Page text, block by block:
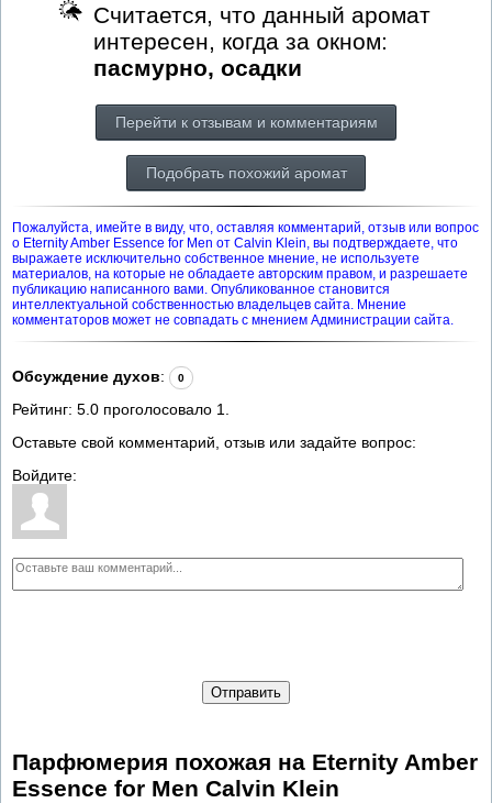
Считается, что данный аромат
интересен, когда за окном:
пасмурно, осадки
Перейти к отзывам и комментариям
Подобрать похожий аромат
Пожалуйста, имейте в виду, что, оставляя комментарий, отзыв или вопрос
о Eternity Amber Essence for Men от Calvin Klein, вы подтверждаете, что
выражаете исключительно собственное мнение, не используете
материалов, на которые не обладаете авторским правом, и разрешаете
публикацию написанного вами. Опубликованное становится
интеллектуальной собственностью владельцев сайта. Мнение
комментаторов может не совпадать с мнением Администрации сайта.
Обсуждение духов: 0
Рейтинг: 5.0 проголосовало 1
Оставьте свой комментарий, отзыв или задайте вопрос:
Войдите:
Отправить
Парфюмерия похожая на Eternity Amber
Essence for Men Calvin Klein